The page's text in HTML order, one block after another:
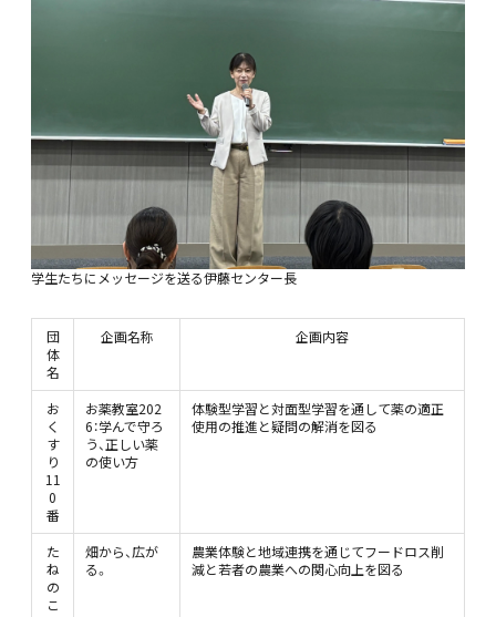
学生たちにメッセージを送る伊藤センター長
団
体
名
企画名称 企画内容
お
く
す
り
11
0
番
お薬教室202
6：学んで守ろ
う、正しい薬
の使い方
体験型学習と対面型学習を通して薬の適正
使用の推進と疑問の解消を図る
た
ね
の
こ
畑から、広が
る。
農業体験と地域連携を通じてフードロス削
減と若者の農業への関心向上を図る